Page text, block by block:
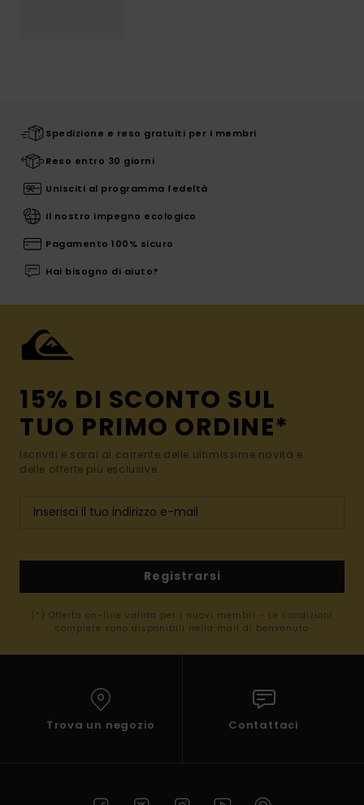
Spedizione e reso gratuiti per i membri
Reso entro 30 giorni
Unisciti al programma fedeltà
Il nostro impegno ecologico
Pagamento 100% sicuro
Hai bisogno di aiuto?
15% DI SCONTO SUL
TUO PRIMO ORDINE*
Iscriviti e sarai al corrente delle ultimissime novità e
delle offerte più esclusive.
Registrarsi
(*) Offerta on-line valida per i nuovi membri - Le condizioni
complete sono disponibili nella mail di benvenuto
Trova un negozio Contattaci